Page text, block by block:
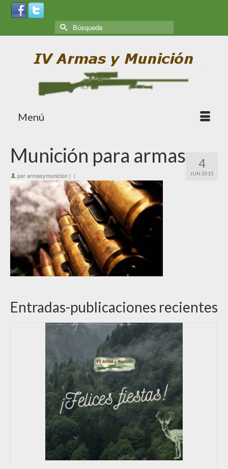
Menú
4
JUN 2015
Munición para armas
porarmasymunicion | |
Entradas-publicaciones recientes